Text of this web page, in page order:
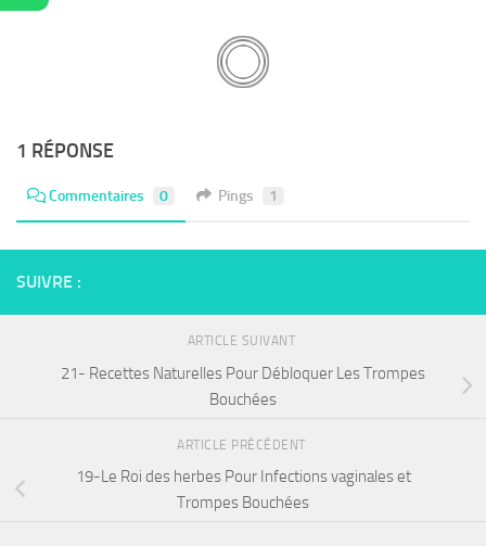
1 RÉPONSE
Commentaires 0 Pings 1
SUIVRE :
ARTICLE SUIVANT
21- Recettes Naturelles Pour Débloquer Les Trompes
Bouchées
ARTICLE PRÉCÉDENT
19-Le Roi des herbes Pour Infections vaginales et
Trompes Bouchées